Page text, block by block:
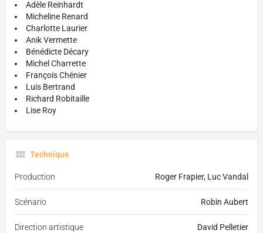
Adèle Reinhardt
Micheline Renard
Charlotte Laurier
Anik Vermette
Bénédicte Décary
Michel Charrette
François Chénier
Luis Bertrand
Richard Robitaille
Lise Roy
Technique
Production Roger Frapier, Luc Vandal
Scénario Robin Aubert
Direction artistique David Pelletier